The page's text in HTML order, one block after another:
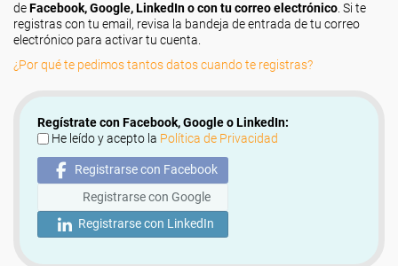
deFacebook, Google, LinkedIn o con tu correo electrónico . Si te
registras con tu email, revisa la bandeja de entrada de tu correo
electrónico para activar tu cuenta.
¿Por qué te pedimos tantos datos cuando te registras?
Regístrate con Facebook, Google o LinkedIn:
He leído y acepto la Política de Privacidad
Registrarse con Facebook
Registrarse con Google
Registrarse con LinkedIn